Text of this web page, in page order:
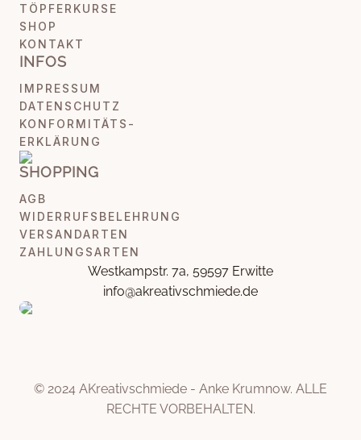
TÖPFERKURSE
SHOP
KONTAKT
INFOS
IMPRESSUM
DATENSCHUTZ
KONFORMITÄTS-
ERKLÄRUNG
SHOPPING
AGB
WIDERRUFSBELEHRUNG
VERSANDARTEN
ZAHLUNGSARTEN
Westkampstr. 7a, 59597 Erwitte
info@akreativschmiede.de
© 2024 AKreativschmiede - Anke Krumnow. ALLE
RECHTE VORBEHALTEN.